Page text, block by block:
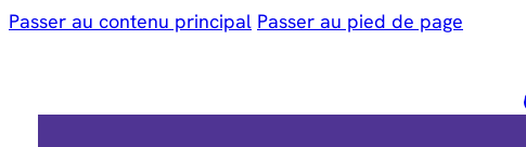
Passer au contenu principal Passer au pied de page